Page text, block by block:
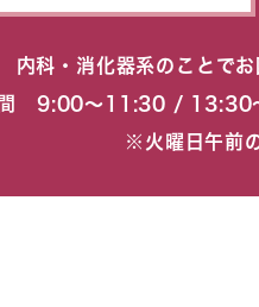
内科・消化器系のことで
間 9:00〜11:30 / 13:30
※火曜日午前